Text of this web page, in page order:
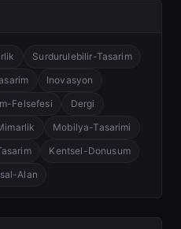
Surdurulebilir-Tasarim
Inovasyon
Felsefesi
Dergi
Mobilya-Tasarimi
Kentsel-Donusum
Alan